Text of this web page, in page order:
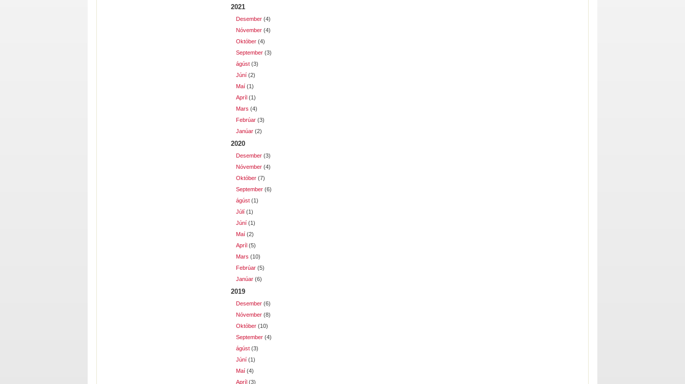
2021
Desember (4)
Nóvember (4)
Október (4)
September (3)
ágúst (3)
Júní (2)
Maí (1)
Apríl (1)
Mars (4)
Febrúar (3)
Janúar (2)
2020
Desember (3)
Nóvember (4)
Október (7)
September (6)
ágúst (1)
Júlí (1)
Júní (1)
Maí (2)
Apríl (5)
Mars (10)
Febrúar (5)
Janúar (6)
2019
Desember (6)
Nóvember (8)
Október (10)
September (4)
ágúst (3)
Júní (1)
Maí (4)
Apríl (3)